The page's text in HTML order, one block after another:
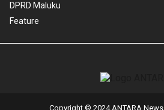
DPRD Maluku
Feature
Copyright © 2024 ANTARA